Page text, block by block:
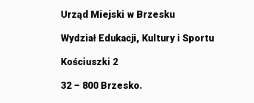
Urząd Miejski w Brzesku
Wydział Edukacji, Kultury i Sportu
Kościuszki 2
32 – 800 Brzesko.